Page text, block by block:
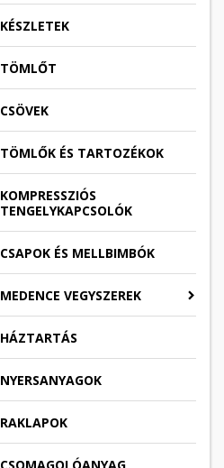
KÉSZLETEK
TÖMLŐT
CSÖVEK
TÖMLŐK ÉS TARTOZÉKOK
KOMPRESSZIÓS
TENGELYKAPCSOLÓK
CSAPOK ÉS MELLBIMBÓK
MEDENCE VEGYSZEREK
HÁZTARTÁS
NYERSANYAGOK
RAKLAPOK